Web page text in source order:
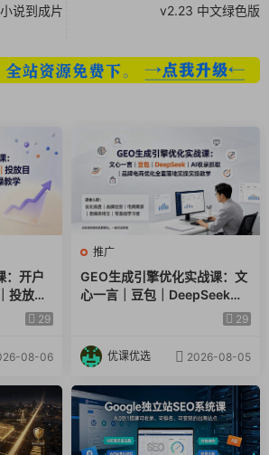
薄问题.docx
薄问题.mp4
、替代文本与利用Google图片.docx
、替代文本与利用Google图片.mp4
接.docx
接.mp4
的重要性.docx
的重要性.mp4
、目录、基础页面与面包屑导
、目录、基础页面与面包屑导
础
简介.docx
型排名（从最好到最差）.docx
型排名（从最好到最差）.mp4
质量外链.docx
说到成片
v2.23 中文绿色版
：开户
投放目
操教学
29
08-06
推广
GEO生成引擎优化实战课：文
心一言｜豆包｜DeepSeek｜
AI收录抓取｜品牌电商优化全
29
优课优选 2026-08-05